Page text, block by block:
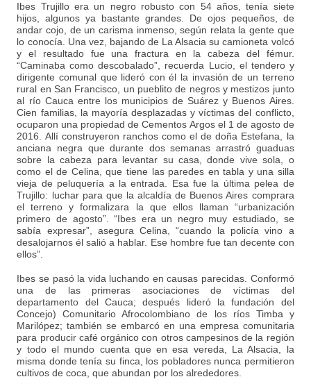
Ibes Trujillo era un negro robusto con 54 años, tenía siete
hijos, algunos ya bastante grandes. De ojos pequeños, de
andar cojo, de un carisma inmenso, según relata la gente que
lo conocía. Una vez, bajando de La Alsacia su camioneta volcó
y el resultado fue una fractura en la cabeza del fémur.
“Caminaba como descobalado”, recuerda Lucio, el tendero y
dirigente comunal que lideró con él la invasión de un terreno
rural en San Francisco, un pueblito de negros y mestizos junto
al río Cauca entre los municipios de Suárez y Buenos Aires.
Cien familias, la mayoría desplazadas y víctimas del conflicto,
ocuparon una propiedad de Cementos Argos el 1 de agosto de
2016. Allí construyeron ranchos como el de doña Estefana, la
anciana negra que durante dos semanas arrastró guaduas
sobre la cabeza para levantar su casa, donde vive sola, o
como el de Celina, que tiene las paredes en tabla y una silla
vieja de peluquería a la entrada. Esa fue la última pelea de
Trujillo: luchar para que la alcaldía de Buenos Aires comprara
el terreno y formalizara la que ellos llaman “urbanización
primero de agosto”. “Ibes era un negro muy estudiado, se
sabía expresar”, asegura Celina, “cuando la policía vino a
desalojarnos él salió a hablar. Ese hombre fue tan decente con
ellos”.
Ibes se pasó la vida luchando en causas parecidas. Conformó
una de las primeras asociaciones de víctimas del
departamento del Cauca; después lideró la fundación del
Concejo) Comunitario Afrocolombiano de los ríos Timba y
Marilópez; también se embarcó en una empresa comunitaria
para producir café orgánico con otros campesinos de la región
y todo el mundo cuenta que en esa vereda, La Alsacia, la
misma donde tenía su finca, los pobladores nunca permitieron
cultivos de coca, que abundan por los alrededores.